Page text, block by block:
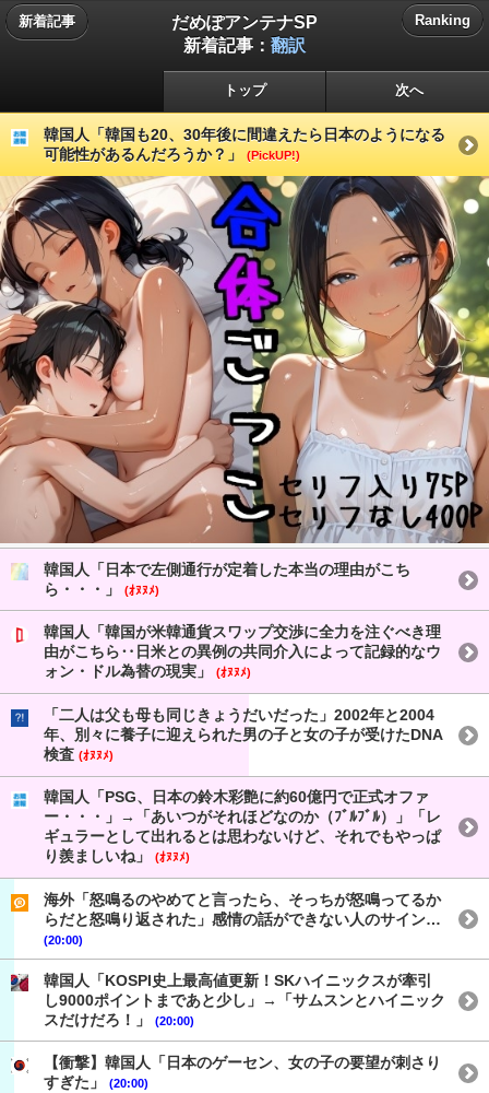
新着記事
だめぽアンテナSP
新着記事： 翻訳
Ranking
トップ 次へ
韓国人「韓国も20、30年後に間違えたら日本のようになる
可能性があるんだろうか？」
(PickUP!)
韓国人「日本で左側通行が定着した本当の理由がこち
ら・・・」
(ｵﾇﾇﾒ)
韓国人「韓国が米韓通貨スワップ交渉に全力を注ぐべき理
由がこちら‥日米との異例の共同介入によって記録的なウ
ォン・ドル為替の現実」
(ｵﾇﾇﾒ)
「二人は父も母も同じきょうだいだった」2002年と2004
年、別々に養子に迎えられた男の子と女の子が受けたDNA
検査 (ｵﾇﾇﾒ)
韓国人「PSG、日本の鈴木彩艶に約60億円で正式オファ
ー・・・」→「あいつがそれほどなのか（ﾌﾞﾙﾌﾞﾙ）」「レ
ギュラーとして出れるとは思わないけど、それでもやっぱ
り羨ましいね」
(ｵﾇﾇﾒ)
海外「怒鳴るのやめてと言ったら、そっちが怒鳴ってるか
らだと怒鳴り返された」感情の話ができない人のサイン…
(20:00)
韓国人「KOSPI史上最高値更新！SKハイニックスが牽引
し9000ポイントまであと少し」→「サムスンとハイニック
スだけだろ！」
(20:00)
【衝撃】韓国人「日本のゲーセン、女の子の要望が刺さり
すぎた」
(20:00)